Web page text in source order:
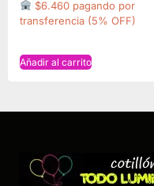
$6.460 pagando por
transferencia (5% OFF)
Añadir al carrito